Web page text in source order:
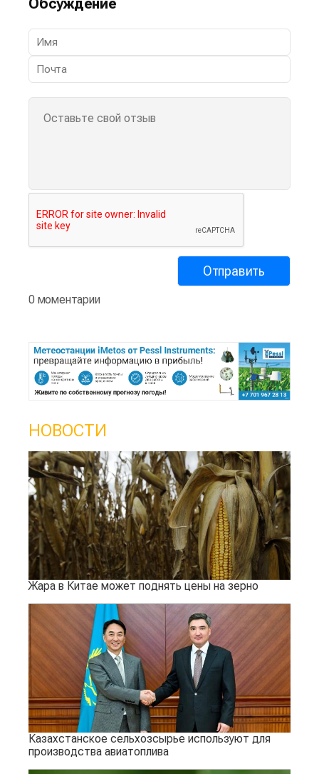
Обсуждение
0 моментарии
НОВОСТИ
Жара в Китае может поднять цены на зерно
Казахстанское сельхозсырье используют для
производства авиатоплива